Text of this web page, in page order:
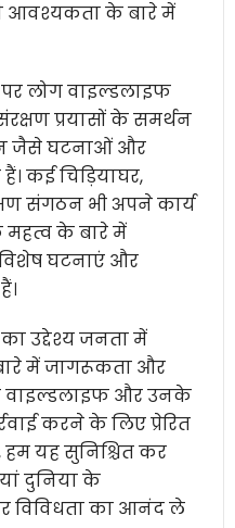
आवश्यकता के बारे में
लोग वाइल्डलाइफ
प्रयासों के समर्थन
जैसे घटनाओं और
कई चिड़ियाघर,
संगठन भी अपने कार्य
के बारे में
घटनाएं और
उद्देश्य जनता में
में जागरूकता और
वाइल्डलाइफ और उनके
करने के लिए प्रेरित
यह सुनिश्चित कर
दुनिया के
विविधता का आनंद ले